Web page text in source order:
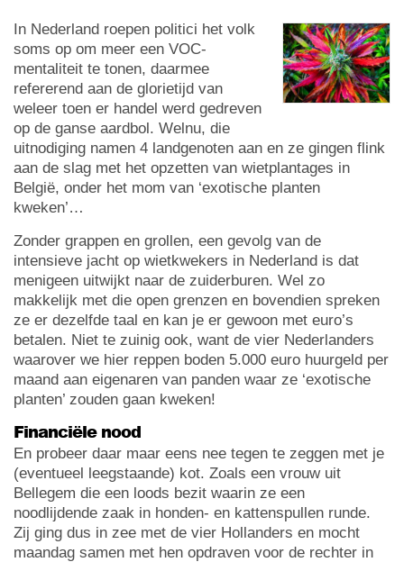
In Nederland roepen politici het volk
soms op om meer een VOC-
mentaliteit te tonen, daarmee
refererend aan de glorietijd van
weleer toen er handel werd gedreven
op de ganse aardbol. Welnu, die
uitnodiging namen 4 landgenoten aan en ze gingen flink
aan de slag met het opzetten van wietplantages in
België, onder het mom van ‘exotische planten
kweken’…
Zonder grappen en grollen, een gevolg van de
intensieve jacht op wietkwekers in Nederland is dat
menigeen uitwijkt naar de zuiderburen. Wel zo
makkelijk met die open grenzen en bovendien spreken
ze er dezelfde taal en kan je er gewoon met euro’s
betalen. Niet te zuinig ook, want de vier Nederlanders
waarover we hier reppen boden 5.000 euro huurgeld per
maand aan eigenaren van panden waar ze ‘exotische
planten’ zouden gaan kweken!
Financiële nood
En probeer daar maar eens nee tegen te zeggen met je
(eventueel leegstaande) kot. Zoals een vrouw uit
Bellegem die een loods bezit waarin ze een
noodlijdende zaak in honden- en kattenspullen runde.
Zij ging dus in zee met de vier Hollanders en mocht
maandag samen met hen opdraven voor de rechter in